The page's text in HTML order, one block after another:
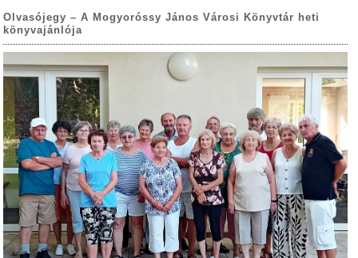
Olvasójegy – A Mogyoróssy János Városi Könyvtár heti
könyvajánlója